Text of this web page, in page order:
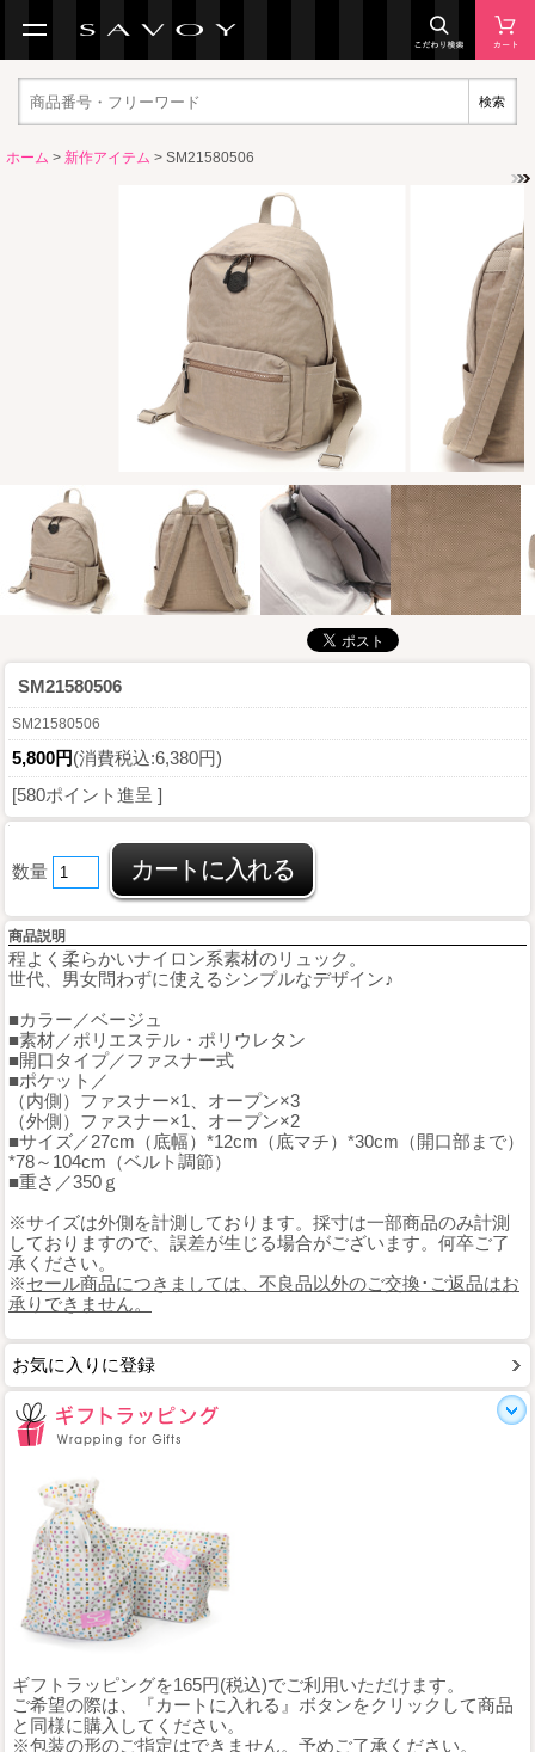
検索
ホーム > 新作アイテム > SM21580506
SM21580506
SM21580506
5,800円(消費税込:6,380円)
[580ポイント進呈 ]
数量
商品説明
程よく柔らかいナイロン系素材のリュック。
世代、男女問わずに使えるシンプルなデザイン♪
■カラー／ベージュ
■素材／ポリエステル・ポリウレタン
■開口タイプ／ファスナー式
■ポケット／
（内側）ファスナー×1、オープン×3
（外側）ファスナー×1、オープン×2
■サイズ／27cm（底幅）*12cm（底マチ）*30cm（開口部まで）
*78～104cm（ベルト調節）
■重さ／350ｇ
※サイズは外側を計測しております。採寸は一部商品のみ計測
しておりますので、誤差が生じる場合がございます。何卒ご了
承ください。
※セール商品につきましては、不良品以外のご交換･ご返品はお
承りできません。
お気に入りに登録
ギフトラッピングを165円(税込)でご利用いただけます。
ご希望の際は、『カートに入れる』ボタンをクリックして商品
と同様に購入してください。
※包装の形のご指定はできません。予めご了承ください。